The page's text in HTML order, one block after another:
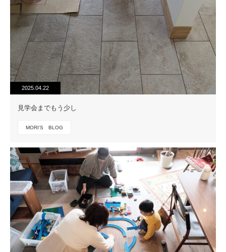
2025.04.22
見学会までもう少し
MORI'S BLOG